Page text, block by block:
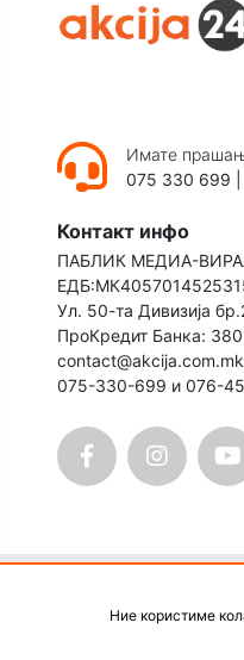
Имате
075 330 699
Контакт инфо
ПАБЛИК МЕДИА-
Ул. 50-та Дивизија
ПроКредит Банка:
contact@akcija.com.mk
075-330-699 и 076-
објавени на
Ние користиме